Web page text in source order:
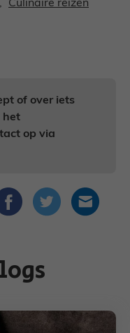
, Culinaire reizen
of over iets
het
op via